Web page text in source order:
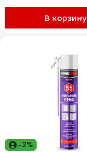
В корзину
-2%